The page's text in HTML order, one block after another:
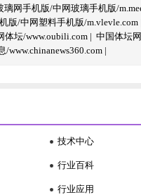
璃网手机版/中网玻璃手机版/
版/中网塑料手机版/m.vlevle.com
体坛/www.oubili.com | 中国体坛
www.chinanews360.com |
技术中心
行业百科
行业应用